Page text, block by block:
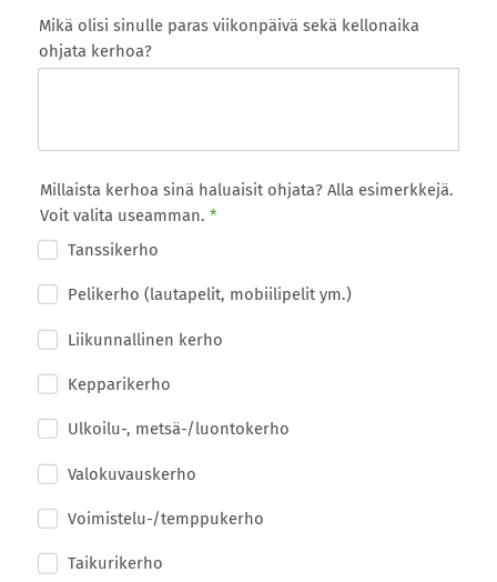
Mikä olisi sinulle paras viikonpäivä sekä kellonaika
ohjata kerhoa?
Millaista kerhoa sinä haluaisit ohjata? Alla esimerkkejä.
Voit valita useamman. *
Tanssikerho
Pelikerho (lautapelit, mobiilipelit ym.)
Liikunnallinen kerho
Kepparikerho
Ulkoilu-, metsä-/luontokerho
Valokuvauskerho
Voimistelu-/temppukerho
Taikurikerho